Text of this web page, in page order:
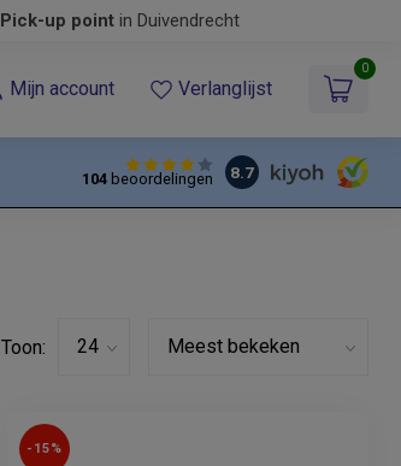
Pick-up pointin Duivendrecht
Mijn account Verlanglijst
0
104beoordelingen 8.7
Toon:
-15%